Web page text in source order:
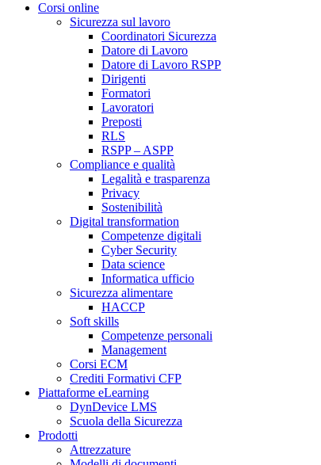
Corsi online
Sicurezza sul lavoro
Coordinatori Sicurezza
Datore di Lavoro
Datore di Lavoro RSPP
Dirigenti
Formatori
Lavoratori
Preposti
RLS
RSPP – ASPP
Compliance e qualità
Legalità e trasparenza
Privacy
Sostenibilità
Digital transformation
Competenze digitali
Cyber Security
Data science
Informatica ufficio
Sicurezza alimentare
HACCP
Soft skills
Competenze personali
Management
Corsi ECM
Crediti Formativi CFP
Piattaforme eLearning
DynDevice LMS
Scuola della Sicurezza
Prodotti
Attrezzature